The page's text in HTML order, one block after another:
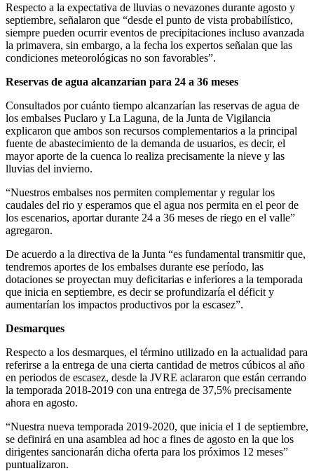
Respecto a la expectativa de lluvias o nevazones durante agosto y
septiembre, señalaron que “desde el punto de vista probabilístico,
siempre pueden ocurrir eventos de precipitaciones incluso avanzada
la primavera, sin embargo, a la fecha los expertos señalan que las
condiciones meteorológicas no son favorables”.
Reservas de agua alcanzarían para 24 a 36 meses
Consultados por cuánto tiempo alcanzarían las reservas de agua de
los embalses Puclaro y La Laguna, de la Junta de Vigilancia
explicaron que ambos son recursos complementarios a la principal
fuente de abastecimiento de la demanda de usuarios, es decir, el
mayor aporte de la cuenca lo realiza precisamente la nieve y las
lluvias del invierno.
“Nuestros embalses nos permiten complementar y regular los
caudales del rio y esperamos que el agua nos permita en el peor de
los escenarios, aportar durante 24 a 36 meses de riego en el valle”
agregaron.
De acuerdo a la directiva de la Junta “es fundamental transmitir que,
tendremos aportes de los embalses durante ese período, las
dotaciones se proyectan muy deficitarias e inferiores a la temporada
que inicia en septiembre, es decir se profundizaría el déficit y
aumentarían los impactos productivos por la escasez”.
Desmarques
Respecto a los desmarques, el término utilizado en la actualidad para
referirse a la entrega de una cierta cantidad de metros cúbicos al año
en periodos de escasez, desde la JVRE aclararon que están cerrando
la temporada 2018-2019 con una entrega de 37,5% precisamente
ahora en agosto.
“Nuestra nueva temporada 2019-2020, que inicia el 1 de septiembre,
se definirá en una asamblea ad hoc a fines de agosto en la que los
dirigentes sancionarán dicha oferta para los próximos 12 meses”
puntualizaron.